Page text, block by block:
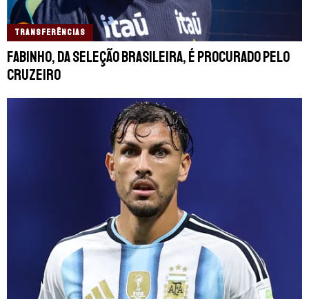
TRANSFERÊNCIAS
Fabinho, da Seleção Brasileira, é procurado pelo
Cruzeiro